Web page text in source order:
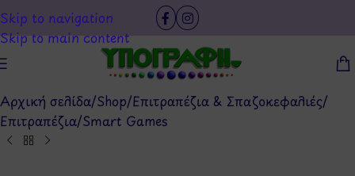
Skip to navigation
Skip to main content
Αρχική σελίδα/Shop/Επιτραπέζια & Σπαζοκεφαλιές/
Επιτραπέζια/Smart Games